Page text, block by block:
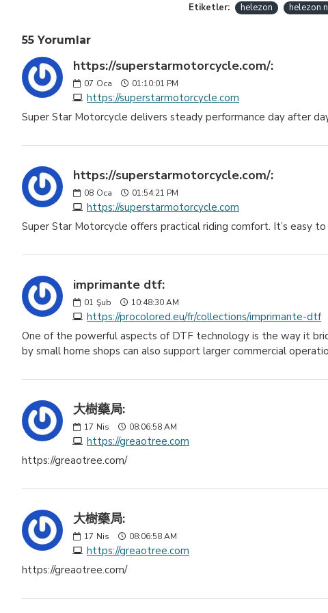
Etiketler: helezon helezon
55 Yorumlar
https://superstarmotorcycle.com/:
07 Oca 01:10:01 PM
https://superstarmotorcycle.com
Super Star Motorcycle delivers steady performance day after
https://superstarmotorcycle.com/:
08 Oca 01:54:21 PM
https://superstarmotorcycle.com
Super Star Motorcycle offers practical riding comfort. It’s easy
imprimante dtf:
01 Şub 10:48:30 AM
https://procolored.eu/fr/collections/imprimante-dtf
One of the powerful aspects of DTF technology is the way it
by small home shops can also support larger commercial
大樹藥局:
17 Nis 08:06:58 AM
https://greaotree.com
https://greaotree.com/
大樹藥局:
17 Nis 08:06:58 AM
https://greaotree.com
https://greaotree.com/